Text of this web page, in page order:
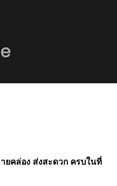
ยคล่อง ส่งสะดวก ครบในที่